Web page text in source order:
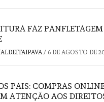
FAZ
/ 6 DE AGOSTO DE
PAIS: COMPRAS
ATENÇÃO AOS